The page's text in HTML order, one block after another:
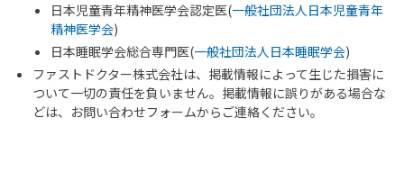
日本児童青年精神医学会認定医(一般社団法人日本児童青年
精神医学会)
日本睡眠学会総合専門医(一般社団法人日本睡眠学会)
ファストドクター株式会社は、掲載情報によって生じた損害に
ついて一切の責任を負いません。掲載情報に誤りがある場合な
どは、お問い合わせフォームからご連絡ください。